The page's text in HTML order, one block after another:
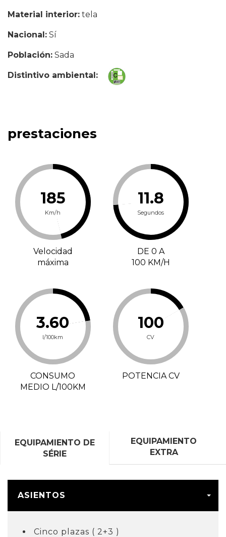
Material interior: tela
Nacional: Sí
Población: Sada
Distintivo ambiental:
prestaciones
185
Km/h
Velocidad
máxima
11.8
Segundos
DE 0 A
100 KM/H
3.60
l/100km
CONSUMO
MEDIO L/100KM
100
CV
POTENCIA CV
EQUIPAMIENTO DE
SÉRIE
EQUIPAMIENTO
EXTRA
ASIENTOS
Cinco plazas ( 2+3 )